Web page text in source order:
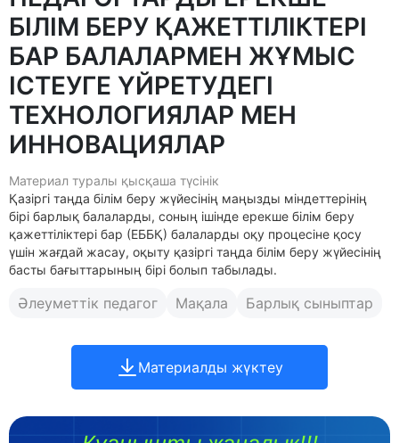
БІЛІМ БЕРУ ҚАЖЕТТІЛІКТЕРІ
БАР БАЛАЛАРМЕН ЖҰМЫС
ІСТЕУГЕ ҮЙРЕТУДЕГІ
ТЕХНОЛОГИЯЛАР МЕН
ИННОВАЦИЯЛАР
Материал туралы қысқаша түсінік
Қазіргі таңда білім беру жүйесінің маңызды міндеттерінің
бірі барлық балаларды, соның ішінде ерекше білім беру
қажеттіліктері бар (ЕББҚ) балаларды оқу процесіне қосу
үшін жағдай жасау, оқыту қазіргі таңда білім беру жүйесінің
басты бағыттарының бірі болып табылады.
Əлеуметтік педагог Мақала Барлық сыныптар
Материалды жүктеу